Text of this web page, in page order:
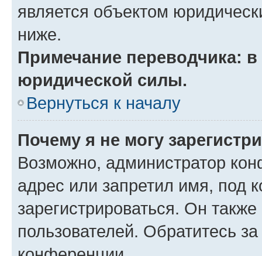
является объектом
ниже.
Примечание переводчика:
юридической силы.
Вернуться к началу
Почему я не могу
Возможно, администратор
адрес или запретил имя, под
зарегистрироваться. Он
пользователей. Обратитесь